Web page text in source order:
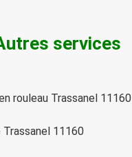
services
rouleau Trassanel 11160
Trassanel 11160